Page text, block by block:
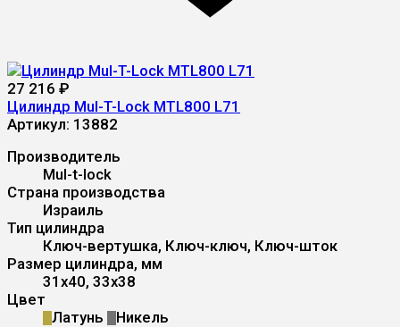
27 216 ₽
Цилиндр Mul-T-Lock MTL800 L71
Артикул: 13882
Производитель
Mul-t-lock
Страна производства
Израиль
Тип цилиндра
Ключ-вертушка, Ключ-ключ, Ключ-шток
Размер цилиндра, мм
31x40, 33x38
Цвет
Латунь
Никель